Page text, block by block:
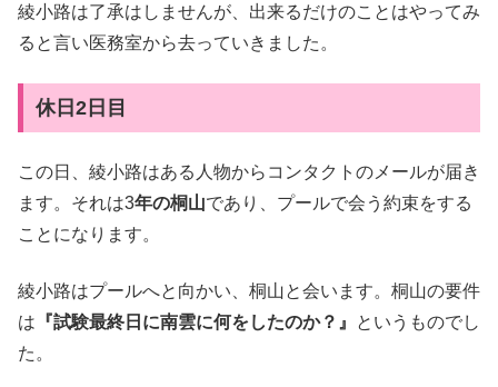
綾小路は了承はしませんが、出来るだけのことはやってみ
ると言い医務室から去っていきました。
休日2日目
この日、綾小路はある人物からコンタクトのメールが届き
ます。それは3年の桐山であり、プールで会う約束をする
ことになります。
綾小路はプールへと向かい、桐山と会います。桐山の要件
は 『試験最終日に南雲に何をしたのか？』
というものでし
た。